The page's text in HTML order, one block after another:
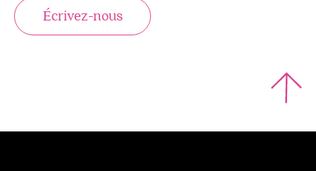
Écrivez-nous